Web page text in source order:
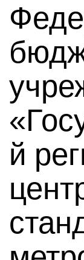
й